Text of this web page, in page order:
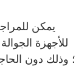
يمكن